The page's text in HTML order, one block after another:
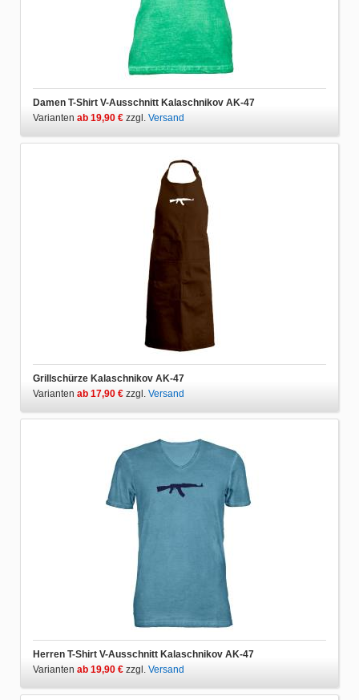
Damen T-Shirt V-Ausschnitt Kalaschnikov AK-47
Varianten ab 19,90 € zzgl. Versand
Grillschürze Kalaschnikov AK-47
Varianten ab 17,90 € zzgl. Versand
Herren T-Shirt V-Ausschnitt Kalaschnikov AK-47
Varianten ab 19,90 € zzgl. Versand